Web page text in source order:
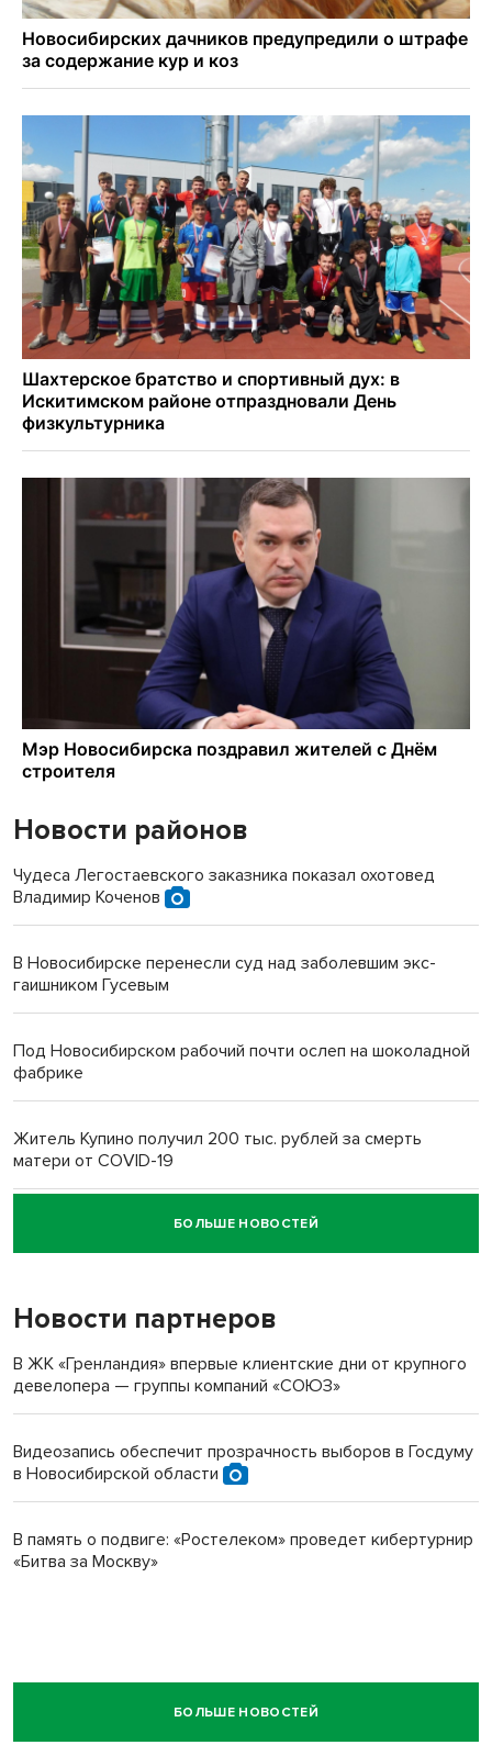
Новости районов
Чудеса Легостаевского заказника показал охотовед
Владимир Коченов
В Новосибирске перенесли суд над заболевшим экс-
гаишником Гусевым
Под Новосибирском рабочий почти ослеп на шоколадной
фабрике
Житель Купино получил 200 тыс. рублей за смерть
матери от COVID-19
Новосибирский суд наказал водителя за смерть
пенсионерки на вокзале
БОЛЬШЕ НОВОСТЕЙ
Новости партнеров
В ЖК «Гренландия» впервые клиентские дни от крупного
девелопера — группы компаний «СОЮЗ»
Видеозапись обеспечит прозрачность выборов в Госдуму
в Новосибирской области
В память о подвиге: «Ростелеком» проведет кибертурнир
«Битва за Москву»
БОЛЬШЕ НОВОСТЕЙ